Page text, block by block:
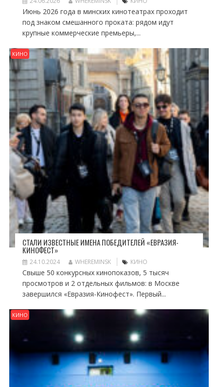
Июнь 2026 года в минских кинотеатрах проходит
под знаком смешанного проката: рядом идут
крупные коммерческие премьеры,...
КИНО
СТАЛИ ИЗВЕСТНЫЕ ИМЕНА ПОБЕДИТЕЛЕЙ «ЕВРАЗИЯ-
КИНОФЕСТ»
24.10.2024 WHEREMINSK КИНО
Свыше 50 конкурсных кинопоказов, 5 тысяч
просмотров и 2 отдельных фильмов: в Москве
завершился «Евразия-Кинофест». Первый...
КИНО